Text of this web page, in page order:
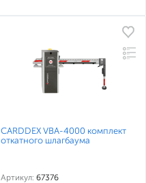
CARDDEX VBA-4000 комплект
откатного шлагбаума
Артикул: 67376